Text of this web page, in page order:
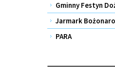
Gminny Festyn
Jarmark
PARA